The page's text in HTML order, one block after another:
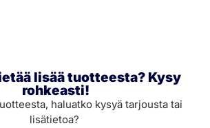
lisää tuotteesta? Kysy
rohkeasti!
haluatko kysyä tarjousta tai
lisätietoa?